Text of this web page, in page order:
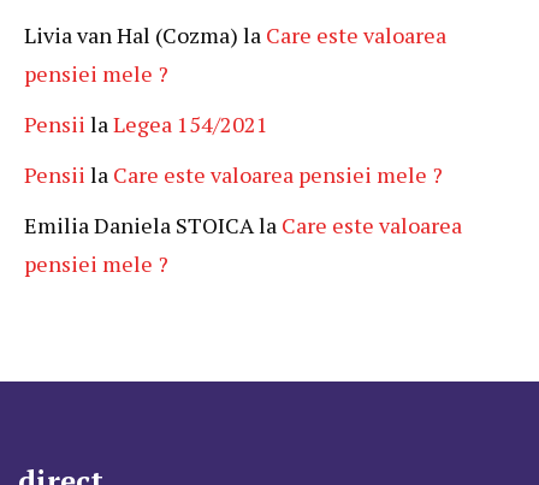
Livia van Hal (Cozma) la Care este valoarea
pensiei mele ?
Pensii la Legea 154/2021
Pensii la Care este valoarea pensiei mele ?
Emilia Daniela STOICA la Care este valoarea
pensiei mele ?